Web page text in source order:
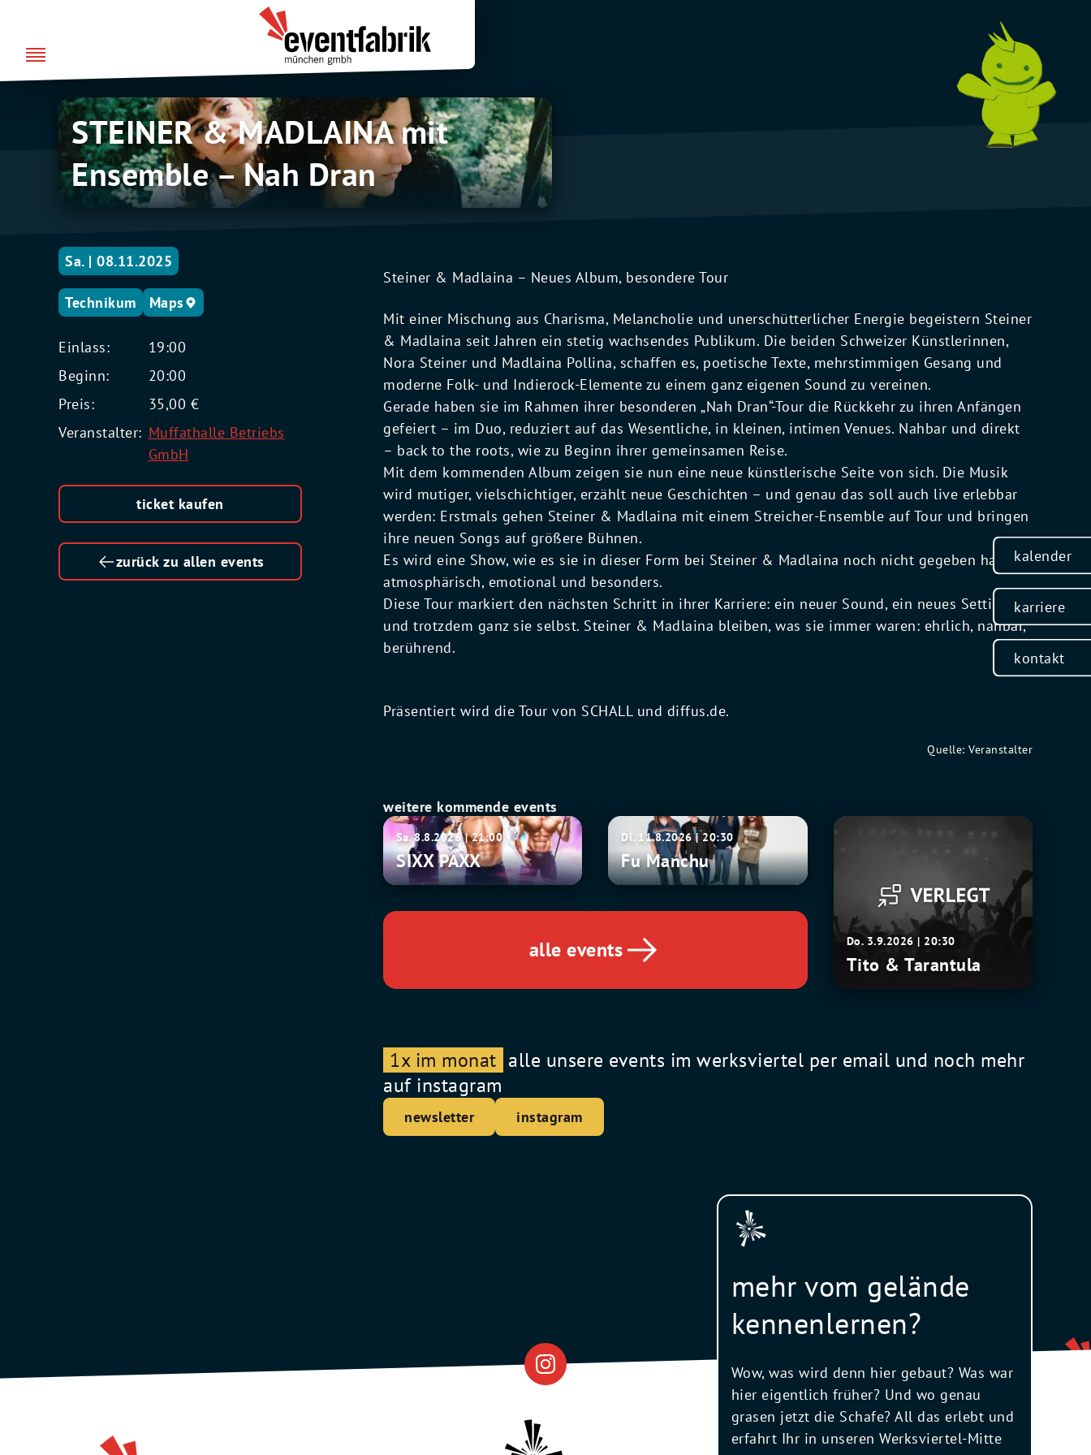
springen
kalender
karriere
kontakt
STEINER
&
MADLAINA
mit
Ensemble
Dran
STEINER & MADLAINA mit
Ensemble – Nah Dran
Steiner & Madlaina – Neues Album, besondere Tour
Mit einer Mischung aus Charisma, Melancholie und unerschütterlicher Energie begeistern Steiner
& Madlaina seit Jahren ein stetig wachsendes Publikum. Die beiden Schweizer Künstlerinnen,
Nora Steiner und Madlaina Pollina, schaffen es, poetische Texte, mehrstimmigen Gesang und
moderne Folk- und Indierock-Elemente zu einem ganz eigenen Sound zu vereinen.
Gerade haben sie im Rahmen ihrer besonderen „Nah Dran“-Tour die Rückkehr zu ihren Anfängen
gefeiert – im Duo, reduziert auf das Wesentliche, in kleinen, intimen Venues. Nahbar und direkt
– back to the roots, wie zu Beginn ihrer gemeinsamen Reise.
Mit dem kommenden Album zeigen sie nun eine neue künstlerische Seite von sich. Die Musik
wird mutiger, vielschichtiger, erzählt neue Geschichten – und genau das soll auch live erlebbar
werden: Erstmals gehen Steiner & Madlaina mit einem Streicher-Ensemble auf Tour und bringen
ihre neuen Songs auf größere Bühnen.
Es wird eine Show, wie es sie in dieser Form bei Steiner & Madlaina noch nicht gegeben hat –
atmosphärisch, emotional und besonders.
Diese Tour markiert den nächsten Schritt in ihrer Karriere: ein neuer Sound, ein neues Setting –
und trotzdem ganz sie selbst. Steiner & Madlaina bleiben, was sie immer waren: ehrlich, nahbar,
berührend.
Präsentiert wird die Tour von SCHALL und diffus.de.
Quelle: Veranstalter
weitere kommende events
SIXX
PAXX
Sa. 8.8.2026 | 21:00
SIXX PAXX
Fu
Manchu
Di. 11.8.2026 | 20:30
Fu Manchu
Tito
Do. 3.9.2026 | 20:30
Tito & Tarantula
alle events
1x im monat alle unsere events im werksviertel per email und noch mehr
auf instagram
newsletter instagram
Sa. | 08.11.2025
Technikum Maps
Einlass:
19:00
Beginn:
20:00
Preis:
35,00 €
Veranstalter: Muffathalle Betriebs
GmbH
ticket kaufen
zurück zu allen events
mehr vom gelände
kennenlernen?
Wow, was wird denn hier gebaut? Was war
hier eigentlich früher? Und wo genau
grasen jetzt die Schafe? All das erlebt und
erfahrt Ihr in unseren Werksviertel-Mitte